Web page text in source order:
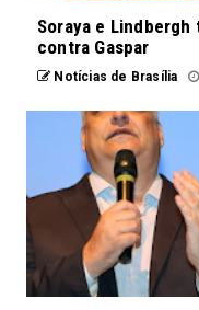
Soraya e
contra Gaspar
Notícias de Brasília